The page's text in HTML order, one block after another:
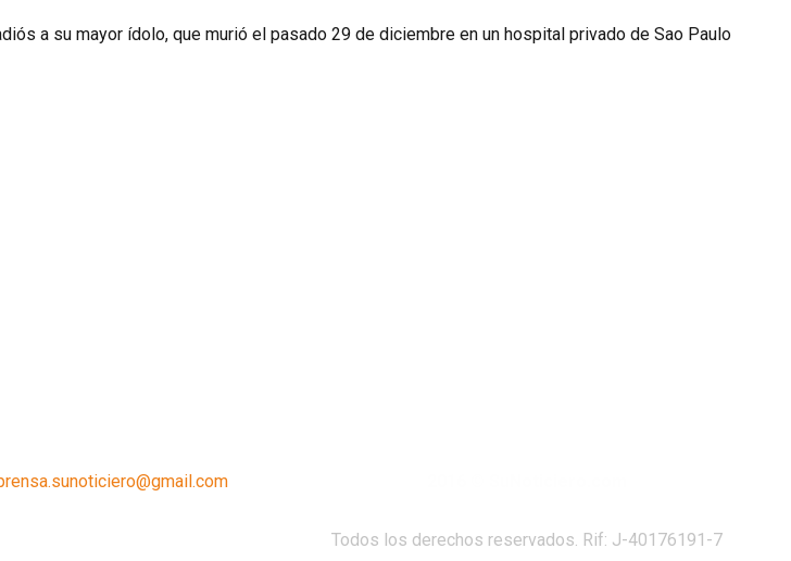
a su mayor ídolo, que murió el pasado 29 de diciembre en un hospital privado de Sao Paulo
Todos los derechos reservados. Rif: J-40176191-7